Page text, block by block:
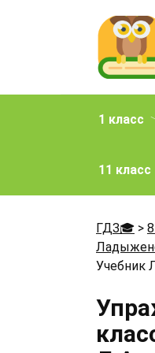
1 класс
11 класс
ГДЗ🎓 >
Учебник